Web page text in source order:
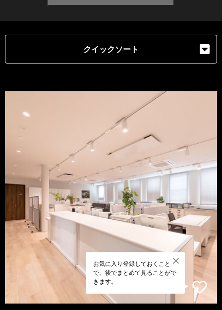
クイックソート
お気に入り登録しておくこと
で、後でまとめて見ることがで
きます。